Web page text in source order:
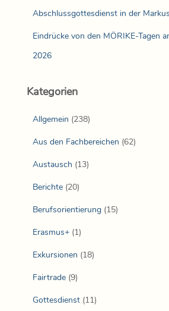
Abschlussgottesdienst in der
Eindrücke von den MÖRIKE-Tagen
2026
Kategorien
Allgemein (238)
Aus den Fachbereichen (62)
Austausch (13)
Berichte (20)
Berufsorientierung (15)
Erasmus+ (1)
Exkursionen (18)
Fairtrade (9)
Gottesdienst (11)